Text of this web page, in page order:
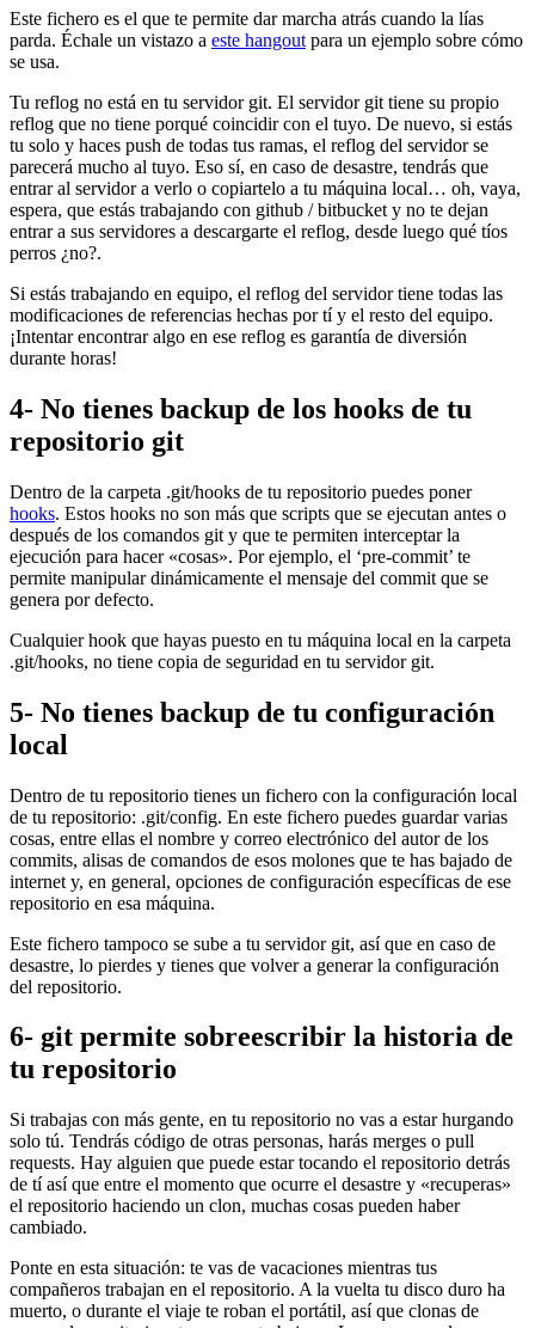
Este fichero es el que te permite dar marcha atrás cuando la lías
parda. Échale un vistazo a este hangout para un ejemplo sobre cómo
se usa.
Tu reflog no está en tu servidor git. El servidor git tiene su propio
reflog que no tiene porqué coincidir con el tuyo. De nuevo, si estás
tu solo y haces push de todas tus ramas, el reflog del servidor se
parecerá mucho al tuyo. Eso sí, en caso de desastre, tendrás que
entrar al servidor a verlo o copiartelo a tu máquina local… oh, vaya,
espera, que estás trabajando con github / bitbucket y no te dejan
entrar a sus servidores a descargarte el reflog, desde luego qué tíos
perros ¿no?.
Si estás trabajando en equipo, el reflog del servidor tiene todas las
modificaciones de referencias hechas por tí y el resto del equipo.
¡Intentar encontrar algo en ese reflog es garantía de diversión
durante horas!
4- No tienes backup de los hooks de tu
repositorio git
Dentro de la carpeta .git/hooks de tu repositorio puedes poner
hooks. Estos hooks no son más que scripts que se ejecutan antes o
después de los comandos git y que te permiten interceptar la
ejecución para hacer «cosas». Por ejemplo, el ‘pre-commit’ te
permite manipular dinámicamente el mensaje del commit que se
genera por defecto.
Cualquier hook que hayas puesto en tu máquina local en la carpeta
.git/hooks, no tiene copia de seguridad en tu servidor git.
5- No tienes backup de tu configuración
local
Dentro de tu repositorio tienes un fichero con la configuración local
de tu repositorio: .git/config. En este fichero puedes guardar varias
cosas, entre ellas el nombre y correo electrónico del autor de los
commits, alisas de comandos de esos molones que te has bajado de
internet y, en general, opciones de configuración específicas de ese
repositorio en esa máquina.
Este fichero tampoco se sube a tu servidor git, así que en caso de
desastre, lo pierdes y tienes que volver a generar la configuración
del repositorio.
6- git permite sobreescribir la historia de
tu repositorio
Si trabajas con más gente, en tu repositorio no vas a estar hurgando
solo tú. Tendrás código de otras personas, harás merges o pull
requests. Hay alguien que puede estar tocando el repositorio detrás
de tí así que entre el momento que ocurre el desastre y «recuperas»
el repositorio haciendo un clon, muchas cosas pueden haber
cambiado.
Ponte en esta situación: te vas de vacaciones mientras tus
compañeros trabajan en el repositorio. A la vuelta tu disco duro ha
muerto, o durante el viaje te roban el portátil, así que clonas de